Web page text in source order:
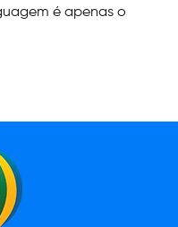
é apenas o